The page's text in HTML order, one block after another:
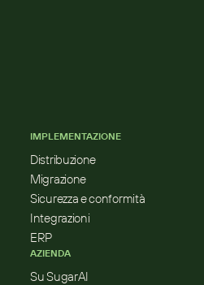
IMPLEMENTAZIONE
Distribuzione
Migrazione
Sicurezza e conformità
Integrazioni
ERP
AZIENDA
Su SugarAI